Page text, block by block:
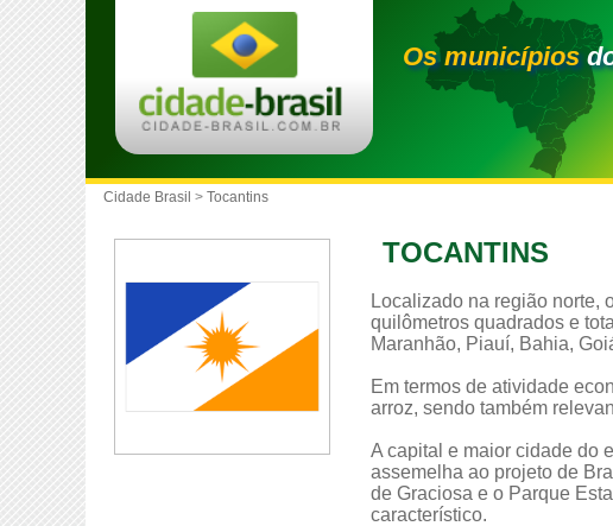
Os municípios
Cidade Brasil > Tocantins
TOCANTINS
Localizado na região norte,
quilômetros quadrados e
Maranhão, Piauí, Bahia,
Em termos de atividade
arroz, sendo também
A capital e maior cidade do
assemelha ao projeto de
de Graciosa e o Parque
característico.